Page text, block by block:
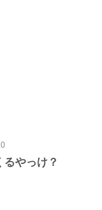
やっけ？